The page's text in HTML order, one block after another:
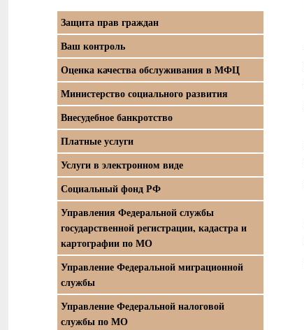
Защита прав граждан
Ваш контроль
Оценка качества обслуживания в МФЦ
Министерство социального развития
Внесудебное банкротство
Платные услуги
Услуги в электронном виде
Социальный фонд РФ
Управления Федеральной службы
государственной регистрации, кадастра и
картографии по МО
Управление Федеральной миграционной
службы
Управление Федеральной налоговой
службы по МО